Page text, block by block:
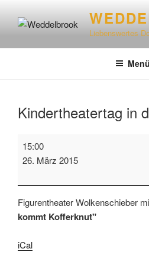
Liebenswertes
Menü
Kindertheatertag in
15:00
26. März 2015
Figurentheater Wolkenschieber
kommt Kofferknut"
iCal